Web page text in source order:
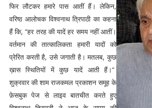
फिर लौटकर हमारे पास आतीं हैं। लेकिन,
वरिष्ठ आलोचक विश्वनाथ त्रिपाठी का कहना
हैं कि, “हर तरह की यादें हर समय नहीं आतीं।
वर्तमान की तात्कालिकता हमारी यादों को
प्रेरित करती है, उसे जगाती है। मतलब, कुछ
ख़ास स्थितियों में कुछ यादें आती हैं।“
शुक्रवार की शाम राजकमल प्रकाशन समूह के
फ़ेसबुक पेज से लाइव बातचीत करते हुए